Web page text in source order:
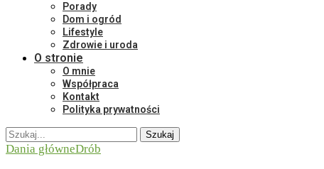
Porady
Dom i ogród
Lifestyle
Zdrowie i uroda
O stronie
O mnie
Współpraca
Kontakt
Polityka prywatności
Szukaj
Dania główneDrób